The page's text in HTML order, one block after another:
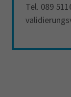
Tel. 089